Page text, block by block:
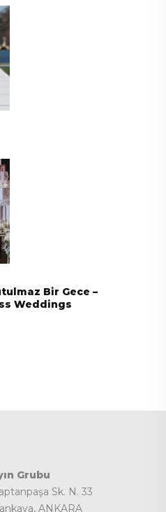
Bir Gece –
Weddings
Grubu
Sk. N. 33
ANKARA